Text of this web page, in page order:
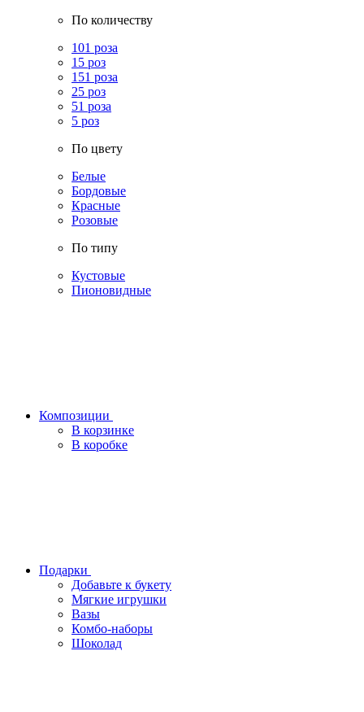
По количеству
101 роза
15 роз
151 роза
25 роз
51 роза
5 роз
По цвету
Белые
Бордовые
Красные
Розовые
По типу
Кустовые
Пионовидные
Композиции
В корзинке
В коробке
Подарки
Добавьте к букету
Мягкие игрушки
Вазы
Комбо-наборы
Шоколад